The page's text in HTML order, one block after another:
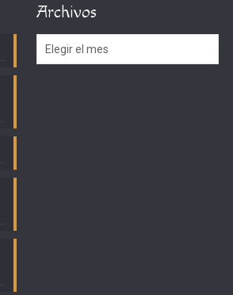
Archivos
Archivos